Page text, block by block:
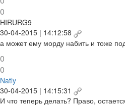
0
HIRURG9
30-04-2015 | 14:12:58
а может ему морду набить и тоже
0
0
Natly
30-04-2015 | 14:15:31
И что теперь делать? Право,